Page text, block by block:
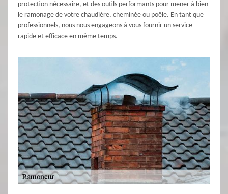
protection nécessaire, et des outils performants pour mener à bien
le ramonage de votre chaudière, cheminée ou poêle. En tant que
professionnels, nous nous engageons à vous fournir un service
rapide et efficace en même temps.